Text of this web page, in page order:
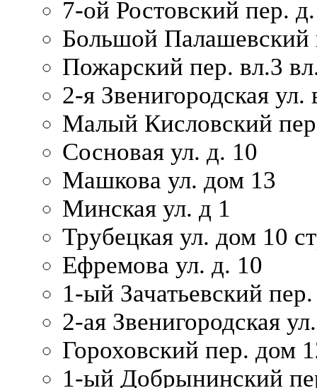
7-ой Ростовский пер.
Большой Палашевский
Пожарский пер. вл.3
2-я Звенигородская ул.
Малый Кисловский
Сосновая ул. д. 10
Машкова ул. дом 13
Минская ул. д 1
Трубецкая ул. дом 10
Ефремова ул. д. 10
1-ый Зачатьевский
2-ая Звенигородская
Гороховский пер. дом
1-ый Добрынинский